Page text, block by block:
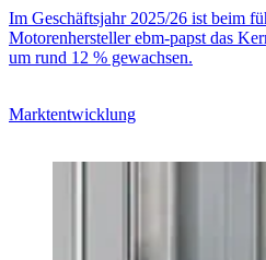
Im Geschäftsjahr 2025/26 ist beim
Motorenhersteller ebm-papst das
um rund 12 % gewachsen.
Marktentwicklung